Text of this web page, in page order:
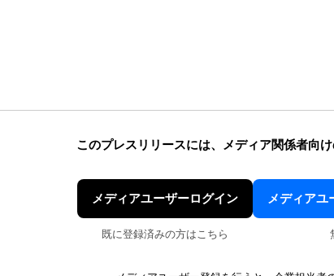
このプレスリリースには、 メディア関係者向
メディアユーザーログイン
既に登録済みの方はこちら
メディアユ